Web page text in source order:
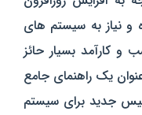
و نیاز به سیستم‌ های
و کارآمد بسیار حائز
یک راهنمای جامع
جدید برای سیستم